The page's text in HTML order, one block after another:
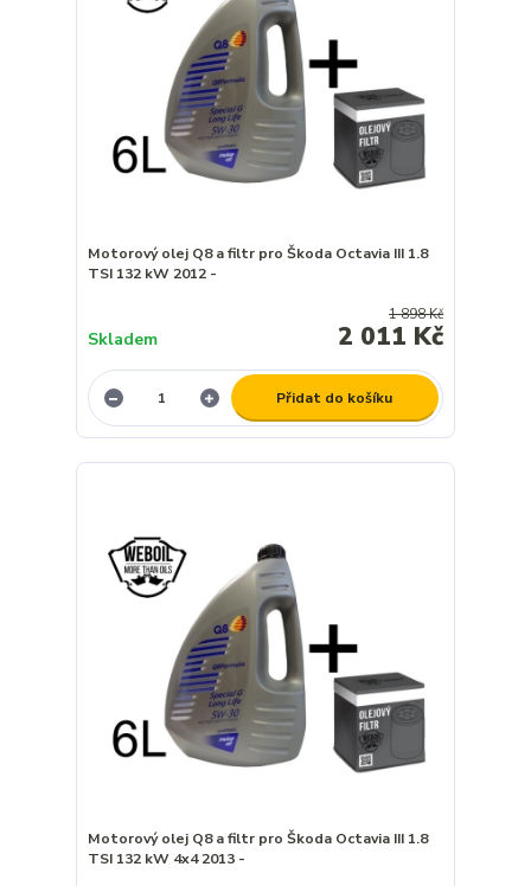
Motorový olej Q8 a filtr pro Škoda Octavia III 1.8
TSI 132 kW 2012 -
1 898 Kč
2 011 Kč
Skladem
Přidat do košíku
Motorový olej Q8 a filtr pro Škoda Octavia III 1.8
TSI 132 kW 4x4 2013 -